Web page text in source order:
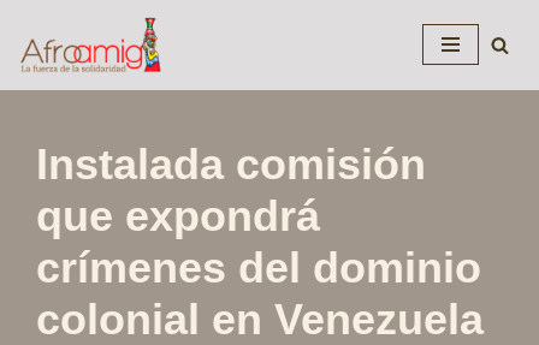
Saltar
al
Instalada comisión
que expondrá
crímenes del dominio
colonial en Venezuela